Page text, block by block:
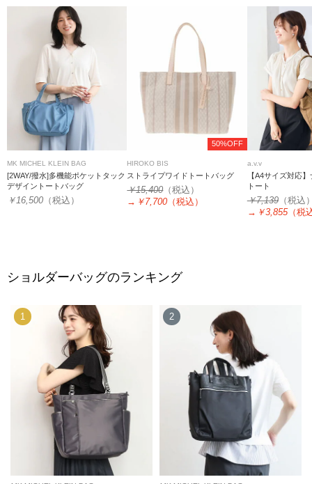
MK MICHEL KLEIN BAG
[2WAY/撥水]多機能ポケットタック
デザイントートバッグ
￥16,500 （税込）
50%OFF
HIROKO BIS
ストライプワイドトートバッグ
￥15,400（税込）
→ ￥7,700 （税込）
a.v.v
【A4サイズ対応
トート
￥7,139（税込
→ ￥3,855（税
ショルダーバッグのランキング
1 2